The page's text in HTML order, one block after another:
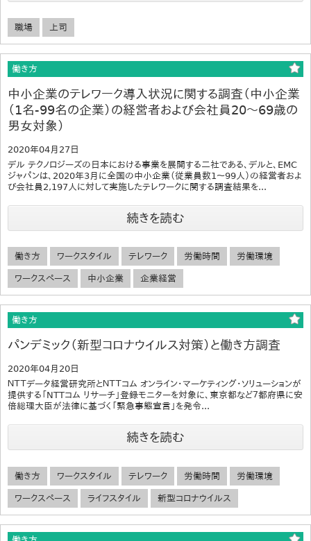
職場 上司
働き方
中小企業のテレワーク導入状況に関する調査（中小企業
（1名-99名の企業）の経営者および会社員20～69歳の
男女対象）
2020年04月27日
デル テクノロジーズの日本における事業を展開する二社である、デルと、EMC
ジャパンは、2020年3月に全国の中小企業（従業員数1～99人）の経営者およ
び会社員2,197人に対して実施したテレワークに関する調査結果を...
続きを読む
働き方 ワークスタイル テレワーク 労働時間 労働環境
ワークスペース 中小企業 企業経営
働き方
パンデミック（新型コロナウイルス対策）と働き方調査
2020年04月20日
ＮＴＴデータ経営研究所とＮＴＴコム オンライン・マーケティング・ソリューションが
提供する「NTTコム リサーチ」登録モニターを対象に、東京都など７都府県に安
倍総理大臣が法律に基づく「緊急事態宣言」を発令...
続きを読む
働き方 ワークスタイル テレワーク 労働時間 労働環境
ワークスペース ライフスタイル 新型コロナウイルス